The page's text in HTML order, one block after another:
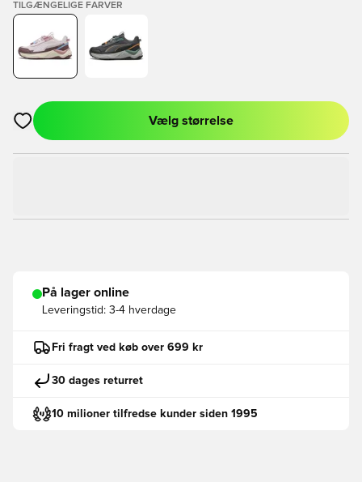
TILGÆNGELIGE FARVER
Åbner en Modal til at logge ind eller tilmelde dig som medlem
Vælg størrelse
På lager online
Leveringstid: 3-4 hverdage
Fri fragt ved køb over 699 kr
30 dages returret
10 milioner tilfredse kunder siden 1995